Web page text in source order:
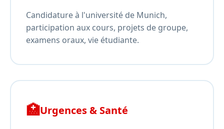
Candidature à l'université de Munich,
participation aux cours, projets de groupe,
examens oraux, vie étudiante.
🏥Urgences & Santé